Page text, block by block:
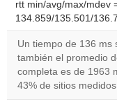
rtt min/avg/max/mdev
134.859/135.501/
Un tiempo de 136 ms
también el promedio
completa es de 1963
43% de sitios